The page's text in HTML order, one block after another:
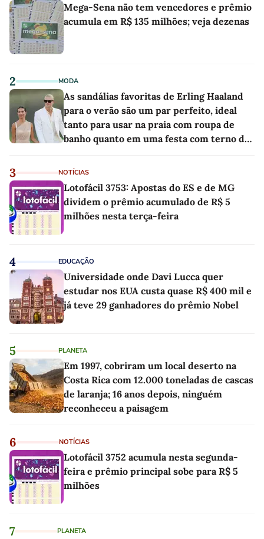
Mega-Sena não tem vencedores e prêmio
acumula em R$ 135 milhões; veja dezenas
2 MODA
As sandálias favoritas de Erling Haaland
para o verão são um par perfeito, ideal
tanto para usar na praia com roupa de
banho quanto em uma festa com terno de
3 NOTÍCIAS
Lotofácil 3753: Apostas do ES e de MG
dividem o prêmio acumulado de R$ 5
milhões nesta terça-feira
4 EDUCAÇÃO
Universidade onde Davi Lucca quer
estudar nos EUA custa quase R$ 400 mil e
já teve 29 ganhadores do prêmio Nobel
5 PLANETA
Em 1997, cobriram um local deserto na
Costa Rica com 12.000 toneladas de cascas
de laranja; 16 anos depois, ninguém
reconheceu a paisagem
6 NOTÍCIAS
Lotofácil 3752 acumula nesta segunda-
feira e prêmio principal sobe para R$ 5
milhões
7 PLANETA